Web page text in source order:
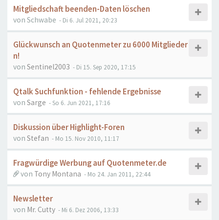
Mitgliedschaft beenden-Daten löschen
von Schwabe - Di 6. Jul 2021, 20:23
Glückwunsch an Quotenmeter zu 6000 Mitglieder
n!
von Sentinel2003 - Di 15. Sep 2020, 17:15
Qtalk Suchfunktion - fehlende Ergebnisse
von Sarge - So 6. Jun 2021, 17:16
Diskussion über Highlight-Foren
von Stefan - Mo 15. Nov 2010, 11:17
Fragwürdige Werbung auf Quotenmeter.de
von Tony Montana - Mo 24. Jan 2011, 22:44
Newsletter
von Mr. Cutty - Mi 6. Dez 2006, 13:33